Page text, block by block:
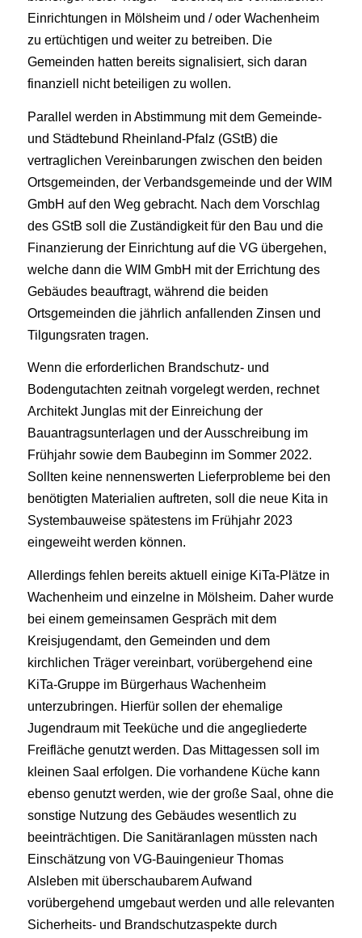
Einrichtungen in Mölsheim und / oder Wachenheim
zu ertüchtigen und weiter zu betreiben. Die
Gemeinden hatten bereits signalisiert, sich daran
finanziell nicht beteiligen zu wollen.
Parallel werden in Abstimmung mit dem Gemeinde-
und Städtebund Rheinland-Pfalz (GStB) die
vertraglichen Vereinbarungen zwischen den beiden
Ortsgemeinden, der Verbandsgemeinde und der WIM
GmbH auf den Weg gebracht. Nach dem Vorschlag
des GStB soll die Zuständigkeit für den Bau und die
Finanzierung der Einrichtung auf die VG übergehen,
welche dann die WIM GmbH mit der Errichtung des
Gebäudes beauftragt, während die beiden
Ortsgemeinden die jährlich anfallenden Zinsen und
Tilgungsraten tragen.
Wenn die erforderlichen Brandschutz- und
Bodengutachten zeitnah vorgelegt werden, rechnet
Architekt Junglas mit der Einreichung der
Bauantragsunterlagen und der Ausschreibung im
Frühjahr sowie dem Baubeginn im Sommer 2022.
Sollten keine nennenswerten Lieferprobleme bei den
benötigten Materialien auftreten, soll die neue Kita in
Systembauweise spätestens im Frühjahr 2023
eingeweiht werden können.
Allerdings fehlen bereits aktuell einige KiTa-Plätze in
Wachenheim und einzelne in Mölsheim. Daher wurde
bei einem gemeinsamen Gespräch mit dem
Kreisjugendamt, den Gemeinden und dem
kirchlichen Träger vereinbart, vorübergehend eine
KiTa-Gruppe im Bürgerhaus Wachenheim
unterzubringen. Hierfür sollen der ehemalige
Jugendraum mit Teeküche und die angegliederte
Freifläche genutzt werden. Das Mittagessen soll im
kleinen Saal erfolgen. Die vorhandene Küche kann
ebenso genutzt werden, wie der große Saal, ohne die
sonstige Nutzung des Gebäudes wesentlich zu
beeinträchtigen. Die Sanitäranlagen müssten nach
Einschätzung von VG-Bauingenieur Thomas
Alsleben mit überschaubarem Aufwand
vorübergehend umgebaut werden und alle relevanten
Sicherheits- und Brandschutzaspekte durch